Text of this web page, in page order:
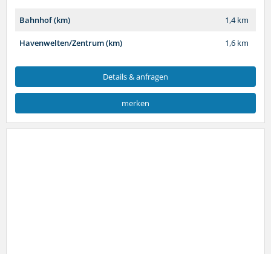
Bahnhof (km) 1,4 km
Havenwelten/Zentrum (km) 1,6 km
Details & anfragen
merken